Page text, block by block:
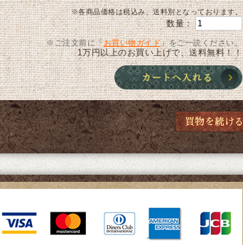
※各商品価格は税込み、送料別となっております。
数量：
※ご注文前に「お買い物ガイド」をご一読ください。
1万円以上のお買い上げで、送料無料！！